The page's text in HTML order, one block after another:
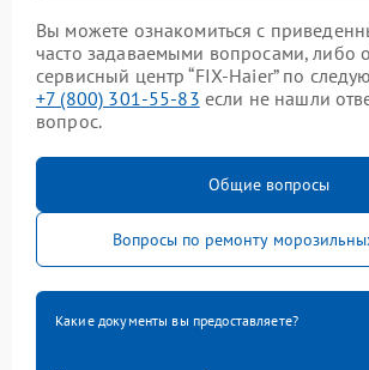
Вы можете ознакомиться с
часто задаваемыми вопросами, либо
сервисный центр “FIX-Haier” по
+7 (800) 301-55-83 если не нашли
вопрос.
Общие вопросы
Вопросы по ремонту
Какие документы вы предоставляете?